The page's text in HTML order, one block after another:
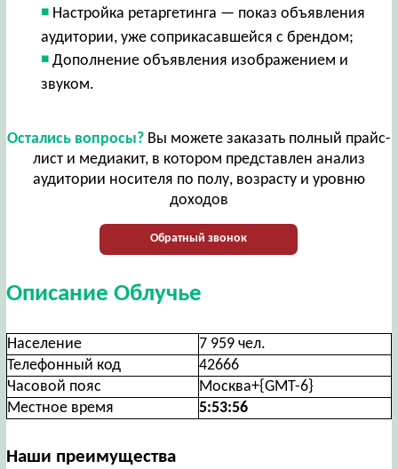
Настройка ретаргетинга — показ объявления
аудитории, уже соприкасавшейся с брендом;
Дополнение объявления изображением и
звуком.
Остались вопросы?Вы можете заказать полный прайс-
лист и медиакит, в котором представлен анализ
аудитории носителя по полу, возрасту и уровню
доходов
Обратный звонок
Описание Облучье
Население
7 959 чел.
Телефонный код
42666
Часовой пояс
Москва+{GMT-6}
Местное время
5:53:56
Наши преимущества